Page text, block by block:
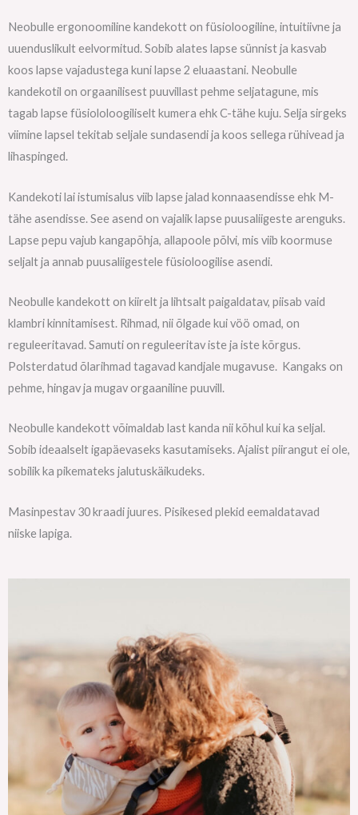
Neobulle ergonoomiline kandekott on füsioloogiline, intuitiivne ja
uuenduslikult eelvormitud. Sobib alates lapse sünnist ja kasvab
koos lapse vajadustega kuni lapse 2 eluaastani. Neobulle
kandekotil on orgaanilisest puuvillast pehme seljatagune, mis
tagab lapse füsiololoogiliselt kumera ehk C-tähe kuju. Selja sirgeks
viimine lapsel tekitab seljale sundasendi ja koos sellega rühivead ja
lihaspinged.
Kandekoti lai istumisalus viib lapse jalad konnaasendisse ehk M-
tähe asendisse. See asend on vajalik lapse puusaliigeste arenguks.
Lapse pepu vajub kangapõhja, allapoole põlvi, mis viib koormuse
seljalt ja annab puusaliigestele füsioloogilise asendi.
Neobulle kandekott on kiirelt ja lihtsalt paigaldatav, piisab vaid
klambri kinnitamisest. Rihmad, nii õlgade kui vöö omad, on
reguleeritavad. Samuti on reguleeritav iste ja iste kõrgus.
Polsterdatud õlarihmad tagavad kandjale mugavuse. Kangaks on
pehme, hingav ja mugav orgaaniline puuvill.
Neobulle kandekott võimaldab last kanda nii kõhul kui ka seljal.
Sobib ideaalselt igapäevaseks kasutamiseks. Ajalist piirangut ei ole,
sobilik ka pikemateks jalutuskäikudeks.
Masinpestav 30 kraadi juures. Pisikesed plekid eemaldatavad
niiske lapiga.